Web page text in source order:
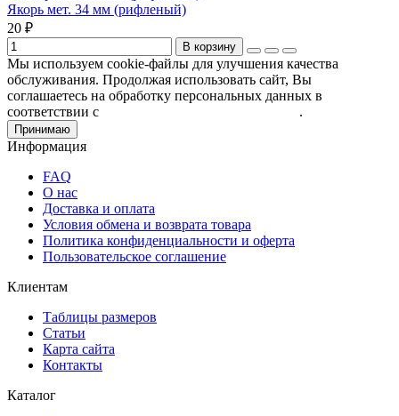
Якорь мет. 34 мм (рифленый)
20 ₽
В корзину
Мы используем cookie-файлы для улучшения качества
обслуживания. Продолжая использовать сайт, Вы
соглашаетесь на обработку персональных данных в
соответствии с
.
Принимаю
Информация
FAQ
О нас
Доставка и оплата
Условия обмена и возврата товара
Политика конфиденциальности и оферта
Пользовательское соглашение
Клиентам
Таблицы размеров
Статьи
Карта сайта
Контакты
Каталог